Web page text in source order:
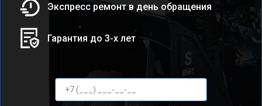
Экспресс ремонт в день обращения
Гарантия до 3-х лет